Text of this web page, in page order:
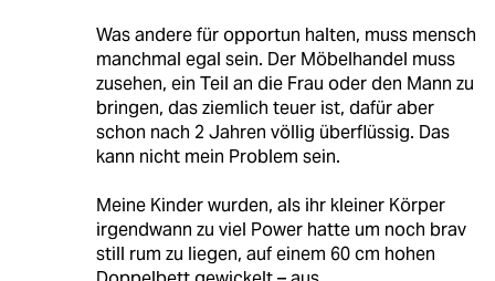
Was andere für opportun halten, muss mensch
manchmal egal sein. Der Möbelhandel muss
zusehen, ein Teil an die Frau oder den Mann zu
bringen, das ziemlich teuer ist, dafür aber
schon nach 2 Jahren völlig überflüssig. Das
kann nicht mein Problem sein.
Meine Kinder wurden, als ihr kleiner Körper
irgendwann zu viel Power hatte um noch brav
still rum zu liegen, auf einem 60 cm hohen